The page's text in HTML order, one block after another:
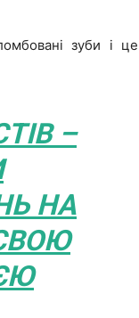
зуби і це
–
НА